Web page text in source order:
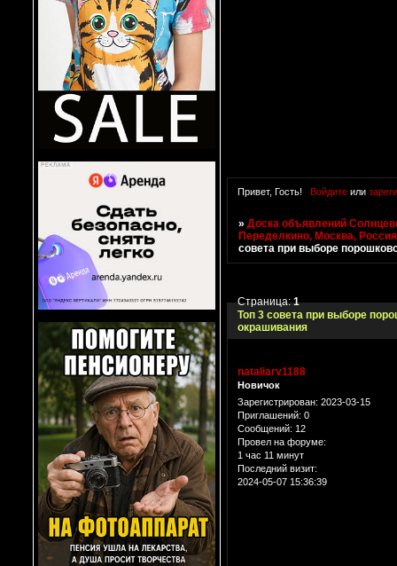
Привет, Гость! Войдитеили
»Доска объявлений
Переделкино, Москва, Россия
совета при выборе
Топ 3 совета при выборе
окрашивания
Страница:1
nataliarv1188
Новичок
Зарегистрирован: 2023-03-15
Приглашений: 0
Сообщений: 12
Провел на форуме:
1 час 11 минут
Последний визит:
2024-05-07 15:36:39